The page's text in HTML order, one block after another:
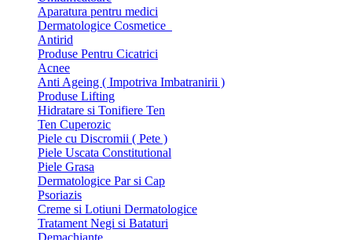
Aparatura pentru medici
Dermatologice Cosmetice
Antirid
Produse Pentru Cicatrici
Acnee
Anti Ageing ( Impotriva Imbatranirii )
Produse Lifting
Hidratare si Tonifiere Ten
Ten Cuperozic
Piele cu Discromii ( Pete )
Piele Uscata Constitutional
Piele Grasa
Dermatologice Par si Cap
Psoriazis
Creme si Lotiuni Dermatologice
Tratament Negi si Bataturi
Demachiante